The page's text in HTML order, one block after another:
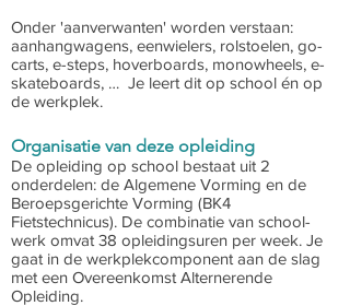
Onder 'aanverwanten' worden verstaan:
aanhangwagens, eenwielers, rolstoelen, go-
carts, e-steps, hoverboards, monowheels, e-
skateboards, … Je leert dit op school én op
de werkplek.
Organisatie van deze opleiding
De opleiding op school bestaat uit 2
onderdelen: de Algemene Vorming en de
Beroepsgerichte Vorming (BK4
Fietstechnicus). De combinatie van school-
werk omvat 38 opleidingsuren per week. Je
gaat in de werkplekcomponent aan de slag
met een Overeenkomst Alternerende
Opleiding.